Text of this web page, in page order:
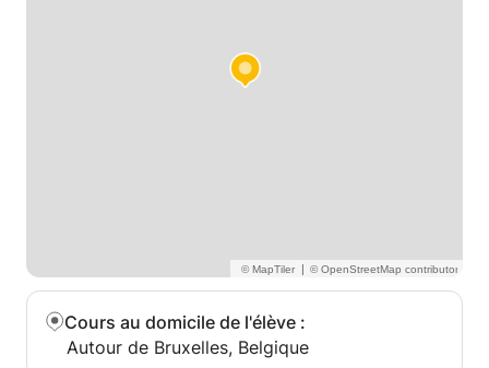
|
Cours au domicile de l'élève :
Autour de Bruxelles, Belgique